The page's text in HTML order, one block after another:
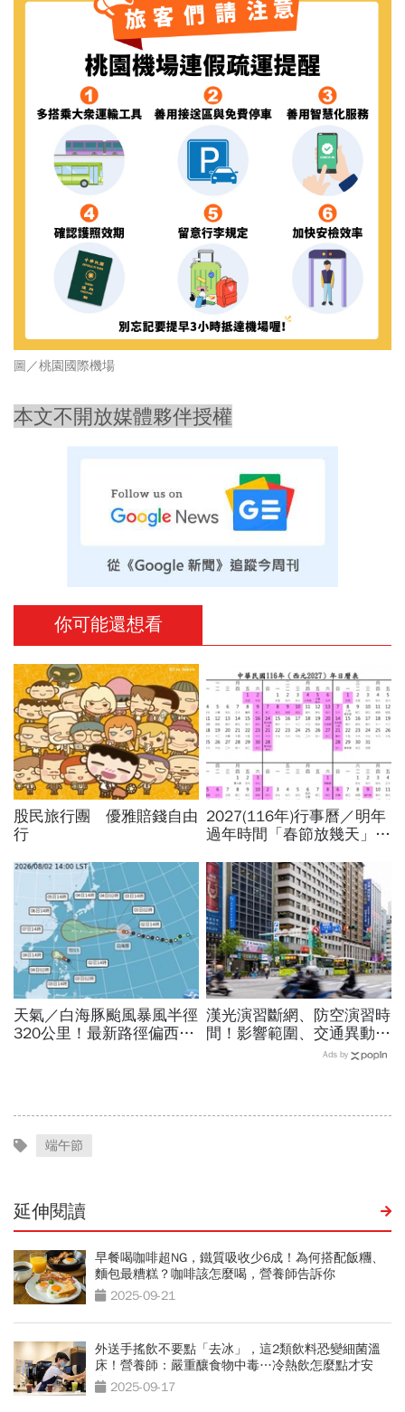
圖／桃園國際機場
本文不開放媒體夥伴授權
你可能還想看
股民旅行團 優雅賠錢自由
行
2027(116年)行事曆／明年
過年時間「春節放幾天」、
天以上有9個：請假懶人包
天氣／白海豚颱風暴風半徑
320公里！最新路徑偏西影
漢光演習斷網、防空演習時
間！影響範圍、交通異動…
捷運台鐵高鐵公車停駛？城
Ads by
端午節
延伸閱讀
早餐喝咖啡超NG，鐵質吸收少6成！為何搭配飯糰、
麵包最糟糕？咖啡該怎麼喝，營養師告訴你
2025-09-21
外送手搖飲不要點「去冰」，這2類飲料恐變細菌溫
床！營養師：嚴重釀食物中毒…冷熱飲怎麼點才安
全？2025-09-17